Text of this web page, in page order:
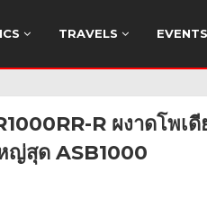
TRAVELS EVENTS
R ผงาดโพเดี
ญ่สุด ASB1000